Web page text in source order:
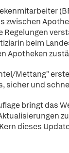
zwischen
beim
Apotheken
Mettang"
sicher und
bringt das
dieses